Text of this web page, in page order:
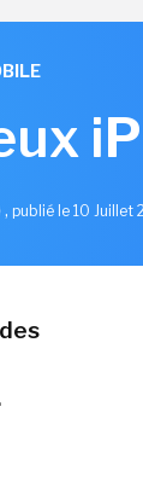
, publié le 10 Juillet